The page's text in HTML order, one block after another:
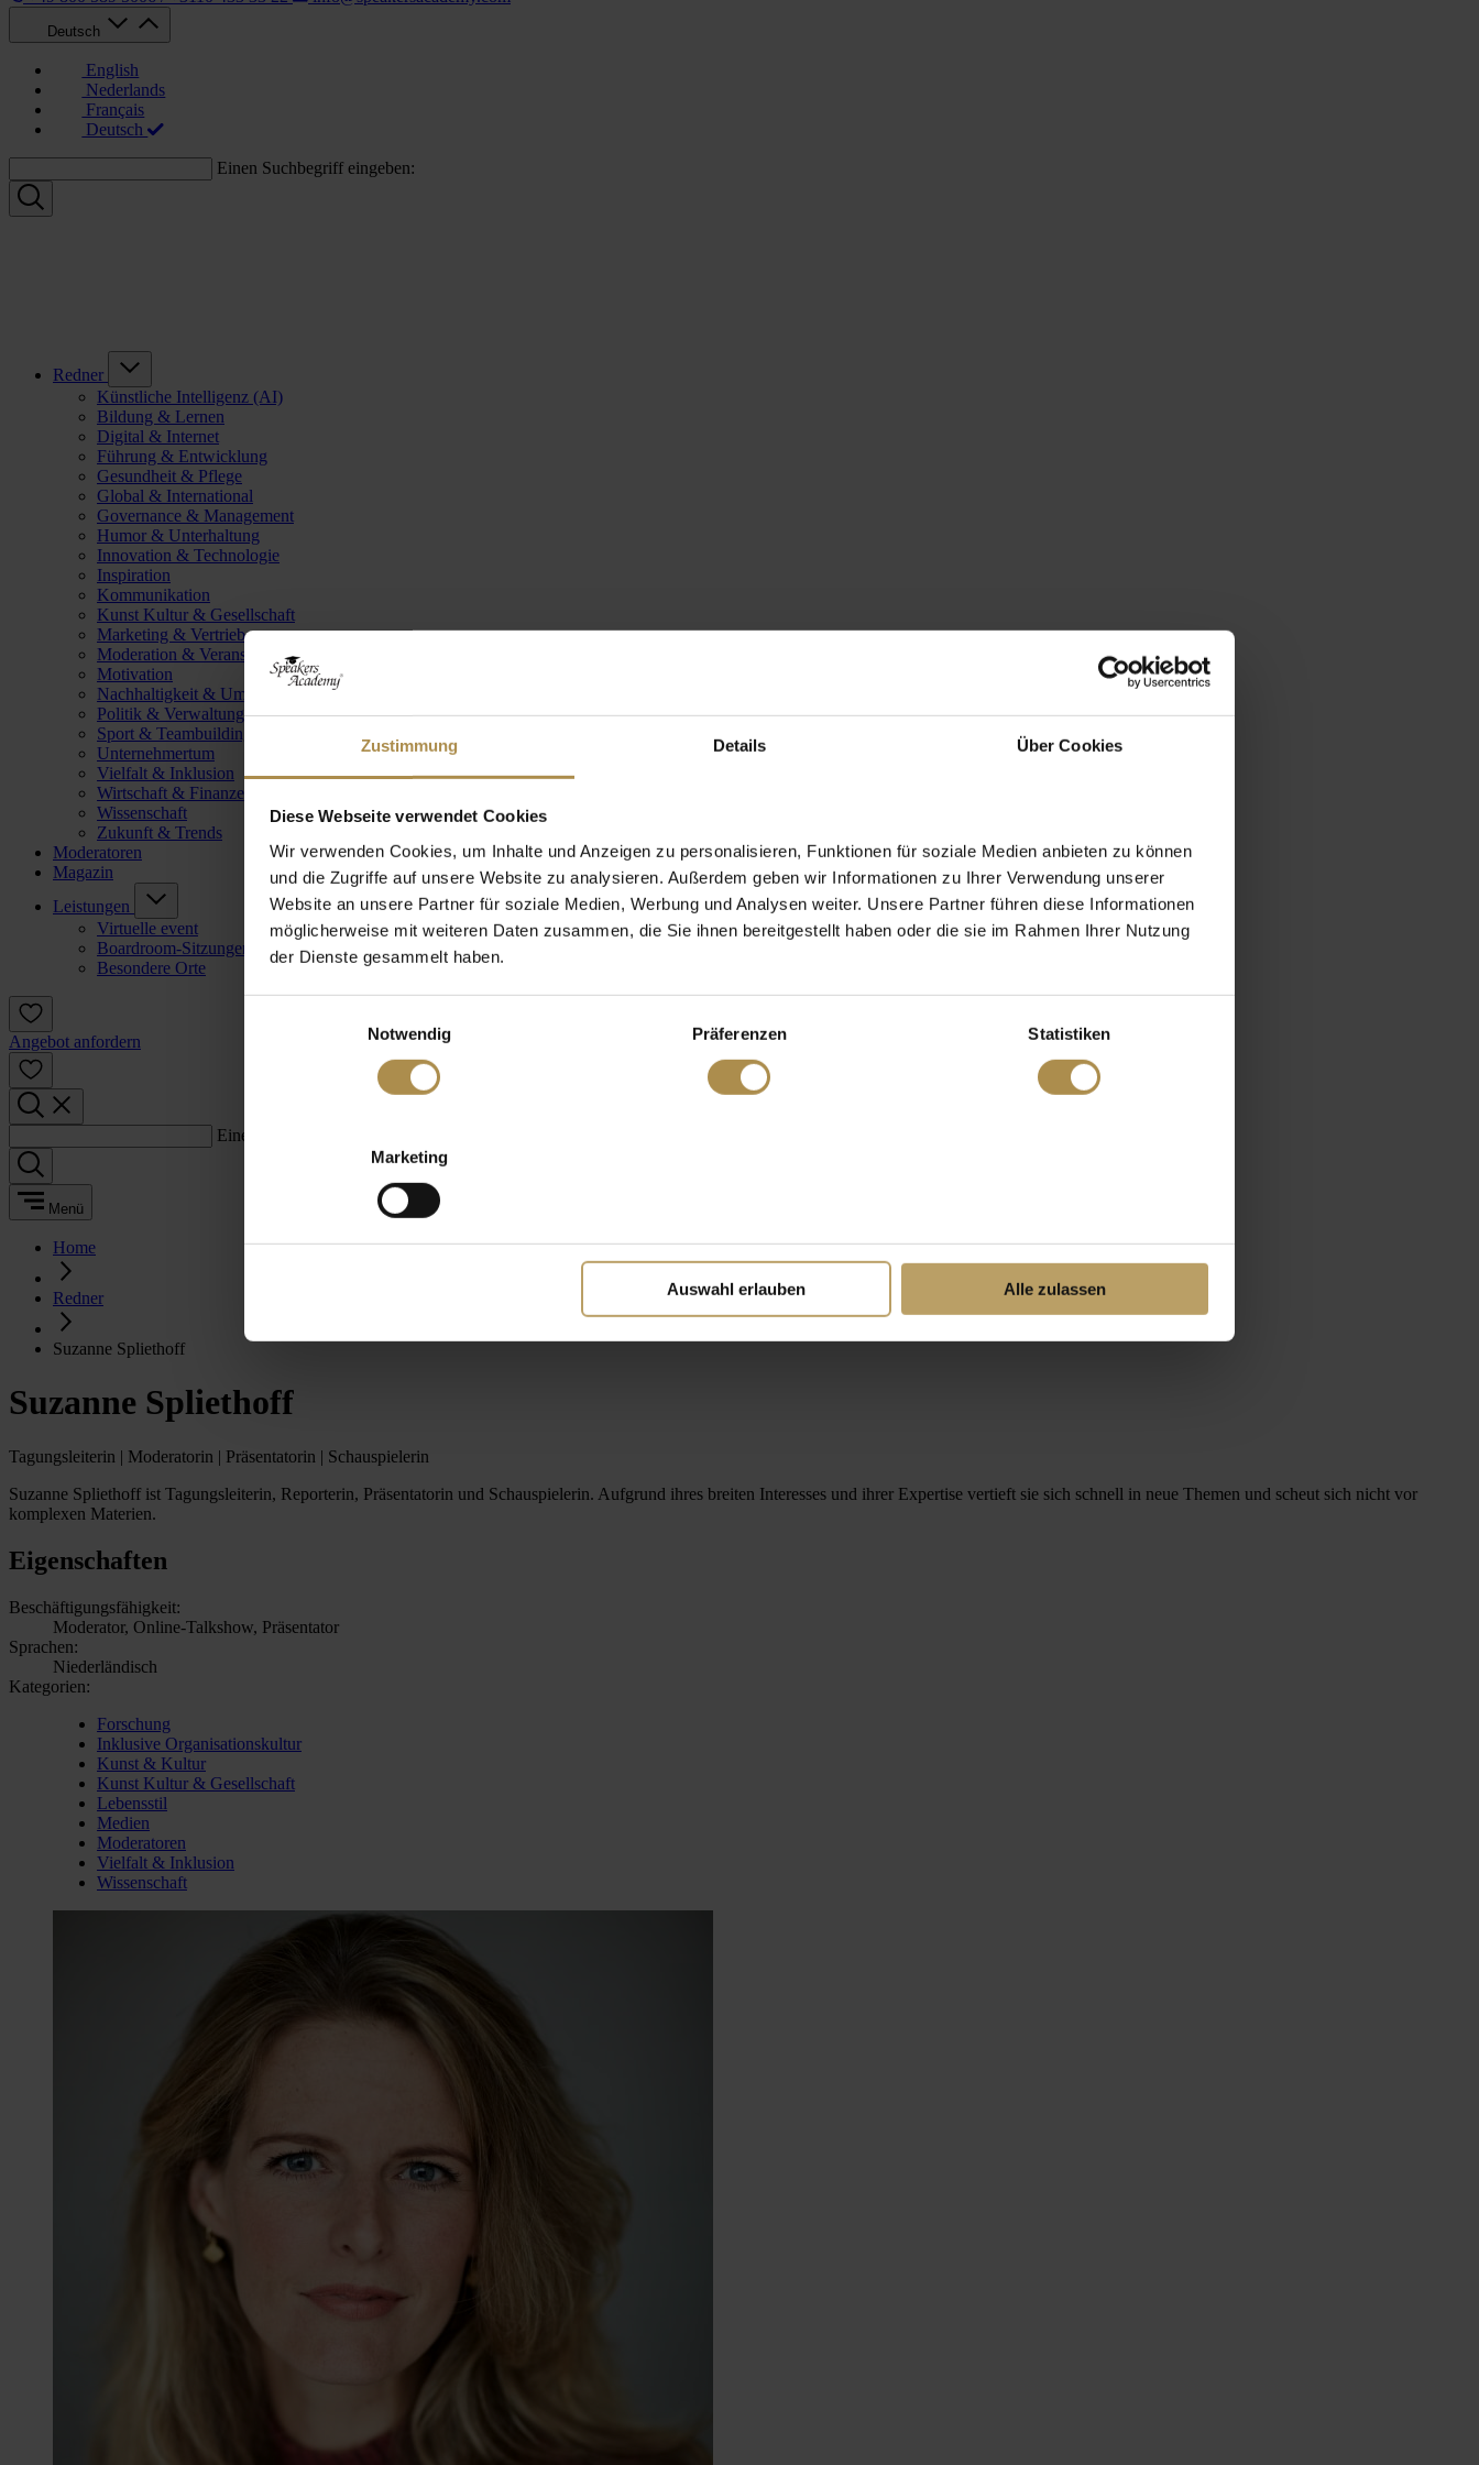
Zustimmung Details Über Cookies
Diese Webseite verwendet Cookies
Wir verwenden Cookies, um Inhalte und Anzeigen zu personalisieren, Funktionen für soziale Medien anbieten zu können
und die Zugriffe auf unsere Website zu analysieren. Außerdem geben wir Informationen zu Ihrer Verwendung unserer
Website an unsere Partner für soziale Medien, Werbung und Analysen weiter. Unsere Partner führen diese Informationen
möglicherweise mit weiteren Daten zusammen, die Sie ihnen bereitgestellt haben oder die sie im Rahmen Ihrer Nutzung
der Dienste gesammelt haben.
Notwendig
Präferenzen Statistiken
Marketing
Auswahl erlauben Alle zulassen
Deutsch
English
Nederlands
Français
Deutsch
Einen Suchbegriff eingeben:
Redner
Künstliche Intelligenz (AI)
Bildung & Lernen
Digital & Internet
Führung & Entwicklung
Gesundheit & Pflege
Global & International
Governance & Management
Humor & Unterhaltung
Innovation & Technologie
Inspiration
Kommunikation
Kunst Kultur & Gesellschaft
Marketing & Vertrieb
Moderation & Veranstaltungsleitung
Motivation
Nachhaltigkeit & Umwelt
Politik & Verwaltung
Sport & Teambuilding
Unternehmertum
Vielfalt & Inklusion
Wirtschaft & Finanzen
Wissenschaft
Zukunft & Trends
Moderatoren
Magazin
Leistungen
Virtuelle event
Boardroom-Sitzungen
Besondere Orte
Angebot anfordern
Einen Suchbegriff eingeben:
Menü
Home
Redner
Suzanne Spliethoff
Suzanne Spliethoff
Tagungsleiterin | Moderatorin | Präsentatorin | Schauspielerin
Suzanne Spliethoff ist Tagungsleiterin, Reporterin, Präsentatorin und Schauspielerin. Aufgrund ihres breiten Interesses und ihrer Expertise vertieft sie sich schnell in neue Themen und scheut sich nicht vor
komplexen Materien.
Eigenschaften
Beschäftigungsfähigkeit:
Moderator, Online-Talkshow, Präsentator
Sprachen:
Niederländisch
Kategorien:
Forschung
Inklusive Organisationskultur
Kunst & Kultur
Kunst Kultur & Gesellschaft
Lebensstil
Medien
Moderatoren
Vielfalt & Inklusion
Wissenschaft